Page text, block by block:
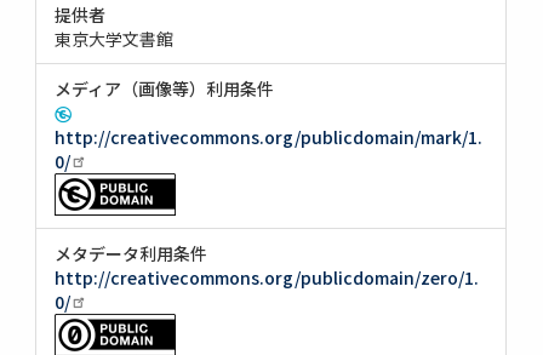
提供者
東京大学文書館
メディア（画像等）利用条件
http://creativecommons.org/publicdomain/mark/1.
0/
メタデータ利用条件
http://creativecommons.org/publicdomain/zero/1.
0/